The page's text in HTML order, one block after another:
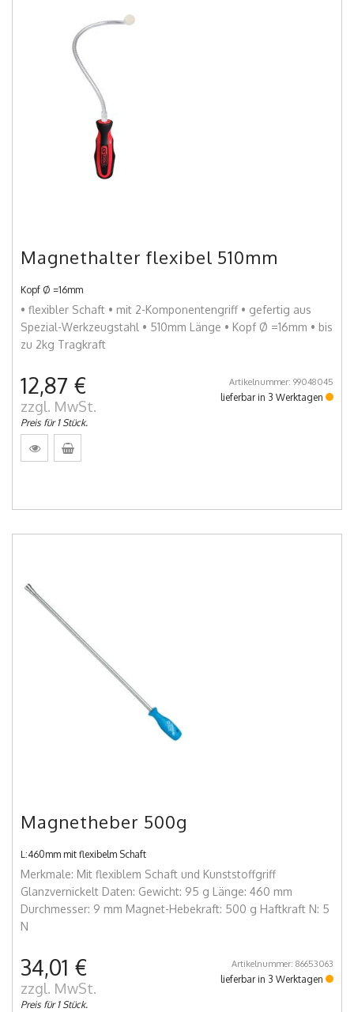
Magnethalter flexibel 510mm
Kopf Ø =16mm
• flexibler Schaft • mit 2-Komponentengriff • gefertig aus
Spezial-Werkzeugstahl • 510mm Länge • Kopf Ø =16mm • bis
zu 2kg Tragkraft
12,87 €
zzgl. MwSt.
Preis für 1 Stück.
Artikelnummer: 99048045
lieferbar in 3 Werktagen
Magnetheber 500g
L:460mm mit flexibelm Schaft
Merkmale: Mit flexiblem Schaft und Kunststoffgriff
Glanzvernickelt Daten: Gewicht: 95 g Länge: 460 mm
Durchmesser: 9 mm Magnet-Hebekraft: 500 g Haftkraft N: 5
N
34,01 €
zzgl. MwSt.
Preis für 1 Stück.
Artikelnummer: 86653063
lieferbar in 3 Werktagen